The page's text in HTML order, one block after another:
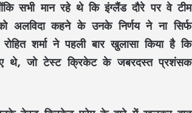
सभी मान रहे थे कि इंग्लैंड दौरे पर वे टीम
अलविदा कहने के उनके निर्णय ने ना सिर्फ
शर्मा ने पहली बार खुलासा किया है कि
थे, जो टेस्ट क्रिकेट के जबरदस्त प्रशंसक